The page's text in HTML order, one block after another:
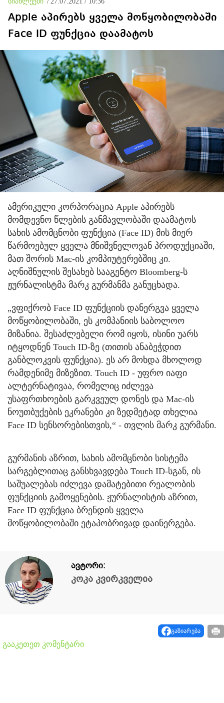
Apple აპირებს ყველა მოწყობილობაში
Face ID ფუნქცია დაამატოს
ამერიკული კორპორაცია Apple აპირებს
მომდევნო წლების განმავლობაში დაამატოს
სახის ამომცნობი ფუნქცია (Face ID) მის მიერ
წარმოებულ ყველა მნიშვნელოვან პროდუქციაში,
მათ შორის Mac-ის კომპიუტერებშიც კი.
აღნიშნულის შესახებ სააგენტო Bloomberg-ს
ჟურნალისტმა მარკ გურმანმა განუცხადა.
„ვფიქრობ Face ID ფუნქციის დანერგვა ყველა
მოწყობილობაში, ეს კომპანიის საბოლოო
მიზანია. შესაძლებელი რომ იყოს, ისინი უარს
იტყოდნენ Touch ID-ზე (თითის ანაბეჭდით
განბლოკვის ფუნქცია). ეს არ მოხდა მხოლოდ
რამდენიმე მიზეზით. Touch ID - უფრო იაფი
ალტერნატივაა, რომელიც იძლევა
უსაფრთხოების გარკვეულ დონეს და Mac-ის
ნოუთბუქების ეკრანები კი ზედმეტად თხელია
Face ID სენსორებისთვის,“ - თვლის მარკ გურმანი.
გურმანის აზრით, სახის ამომცნობი სისტემა
სარგებლითაც განსხვავდება Touch ID-სგან, ის
საშუალებას იძლევა დამატებითი რეალობის
ფუნქციის გამოყენების. ჟურნალისტის აზრით,
Face ID ფუნქცია ბრენდის ყველა
მოწყობილობაში ეტაპობრივად დაინერგება.
ავტორი:
კოკა კვირკველია
გაზიარება
გააკეთეთ კომენტარი